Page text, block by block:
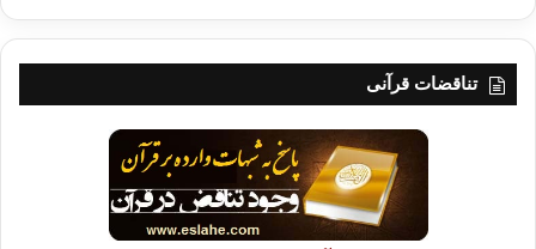
تناقضات قرآنی